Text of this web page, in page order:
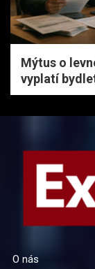
Mýtus o
vyplatí
O nás